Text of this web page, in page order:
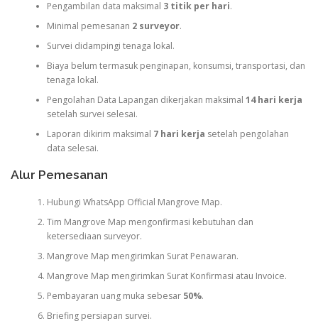
Pengambilan data maksimal 3 titik per hari.
Minimal pemesanan 2 surveyor.
Survei didampingi tenaga lokal.
Biaya belum termasuk penginapan, konsumsi, transportasi, dan
tenaga lokal.
Pengolahan Data Lapangan dikerjakan maksimal 14 hari kerja
setelah survei selesai.
Laporan dikirim maksimal 7 hari kerja setelah pengolahan
data selesai.
Alur Pemesanan
Hubungi WhatsApp Official Mangrove Map.
Tim Mangrove Map mengonfirmasi kebutuhan dan
ketersediaan surveyor.
Mangrove Map mengirimkan Surat Penawaran.
Mangrove Map mengirimkan Surat Konfirmasi atau Invoice.
Pembayaran uang muka sebesar 50%.
Briefing persiapan survei.